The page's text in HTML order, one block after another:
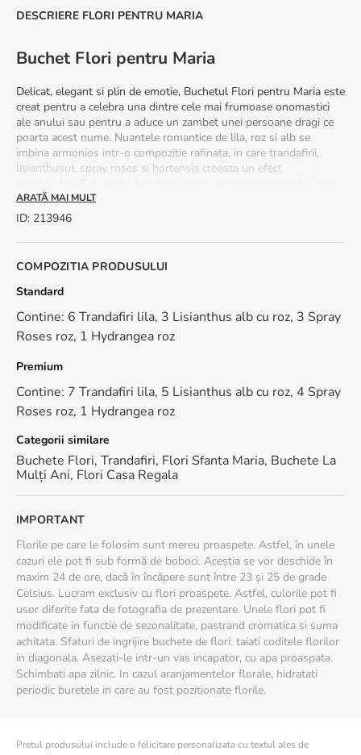
DESCRIERE FLORI PENTRU MARIA
Buchet Flori pentru Maria
Delicat, elegant si plin de emotie, Buchetul Flori pentru Maria este
creat pentru a celebra una dintre cele mai frumoase onomastici
ale anului sau pentru a aduce un zambet unei persoane dragi ce
poarta acest nume. Nuantele romantice de lila, roz si alb se
imbina armonios intr-o compozitie rafinata, in care trandafirii,
lisianthusul, spray roses si hortensia creeaza un efect
apreciere si afectiune.
Trandafiri
Lisianthus
Spray Roses
Beneficii la cumpararea buchetului Flori pentru Maria
Livrare rapida in 2-4 ore
Felicitare cadou
Optiune de livrare anonima
Regale a Romaniei
Recomandari de ingrijire
a le aseza in vaza
Schimba apa in fiecare zi
Indeparteaza frunzele aflate sub nivelul apei pentru a
mentine prospetimea florilor
Pastreaza buchetul intr-un loc racoros
ARATĂ MAI MULT
ID: 213946
COMPOZITIA PRODUSULUI
Standard
Contine: 6 Trandafiri lila, 3 Lisianthus alb cu roz, 3 Spray
Roses roz, 1 Hydrangea roz
Premium
Contine: 7 Trandafiri lila, 5 Lisianthus alb cu roz, 4 Spray
Roses roz, 1 Hydrangea roz
Categorii similare
Buchete Flori, Trandafiri, Flori Sfanta Maria, Buchete La
Mulți Ani, Flori Casa Regala
IMPORTANT
Florile pe care le folosim sunt mereu proaspete. Astfel, în unele
cazuri ele pot fi sub formă de boboci. Aceștia se vor deschide în
maxim 24 de ore, dacă în încăpere sunt între 23 și 25 de grade
Celsius. Lucram exclusiv cu flori proaspete. Astfel, culorile pot fi
usor diferite fata de fotografia de prezentare. Unele flori pot fi
modificate in functie de sezonalitate, pastrand cromatica si suma
achitata. Sfaturi de ingrijire buchete de flori: taiati coditele florilor
in diagonala. Asezati-le intr-un vas incapator, cu apa proaspata.
Schimbati apa zilnic. In cazul aranjamentelor florale, hidratati
periodic buretele in care au fost pozitionate florile.
Pretul produsului include o felicitare personalizata cu textul ales de